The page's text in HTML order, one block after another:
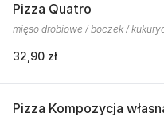
Pizza Quatro
mięso drobiowe / boczek /
32,90 zł
Pizza Kompozycja